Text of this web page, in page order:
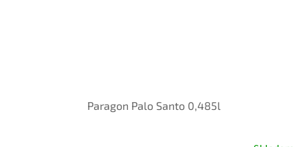
Paragon Palo Santo 0,485l